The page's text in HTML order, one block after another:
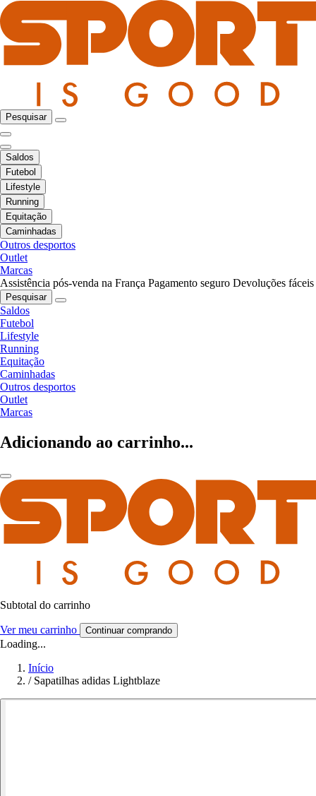
Pesquisar
Saldos
Futebol
Lifestyle
Running
Equitação
Caminhadas
Outros desportos
Outlet
Marcas
Assistência pós-venda na França Pagamento seguro Devoluções fáceis
Pesquisar
Saldos
Futebol
Lifestyle
Running
Equitação
Caminhadas
Outros desportos
Outlet
Marcas
Adicionando ao carrinho...
Subtotal do carrinho
Ver meu carrinho Continuar comprando
Loading...
Início
/ Sapatilhas adidas Lightblaze